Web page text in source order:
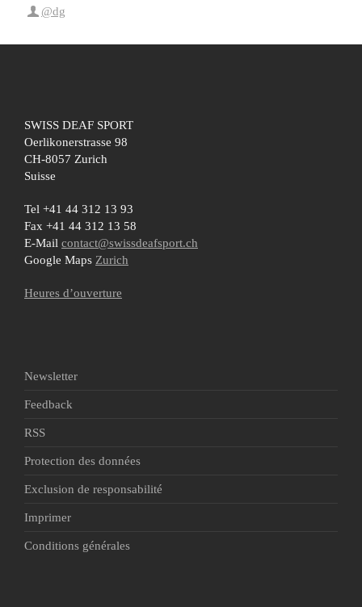
@dg
SWISS DEAF SPORT
Oerlikonerstrasse 98
CH-8057 Zurich
Suisse
Tel +41 44 312 13 93
Fax +41 44 312 13 58
E-Mail contact@swissdeafsport.ch
Google Maps Zurich
Heures d’ouverture
Newsletter
Feedback
RSS
Protection des données
Exclusion de responsabilité
Imprimer
Conditions générales